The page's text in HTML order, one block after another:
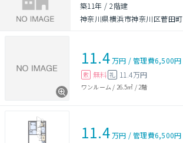
築11年 /2階建
神奈川県横浜市神奈川区菅田町
11.4万円 /管理費6,500円
敷 無料 礼 11.4万円
ワンルーム / 26.5㎡ / 2階
11.4万円 /管理費6,500円